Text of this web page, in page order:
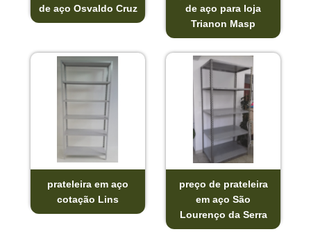
de aço Osvaldo Cruz
de aço para loja
Trianon Masp
prateleira em aço
cotação Lins
preço de prateleira
em aço São
Lourenço da Serra